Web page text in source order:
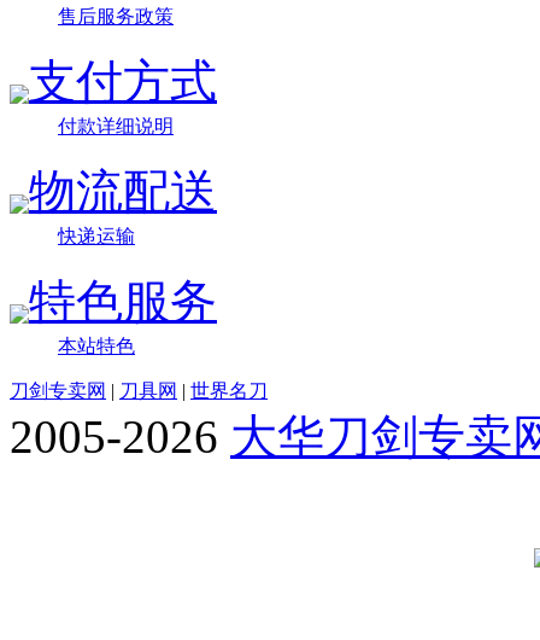
售后服务政策
支付方式
付款详细说明
物流配送
快递运输
特色服务
本站特色
刀剑专卖网 | 刀具网 | 世界名刀
2005-2026 大华刀剑专卖